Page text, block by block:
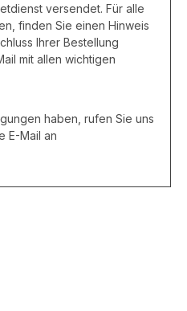
versendet. Für alle
finden Sie einen Hinweis
Ihrer Bestellung
mit allen wichtigen
haben, rufen Sie uns
E-Mail an